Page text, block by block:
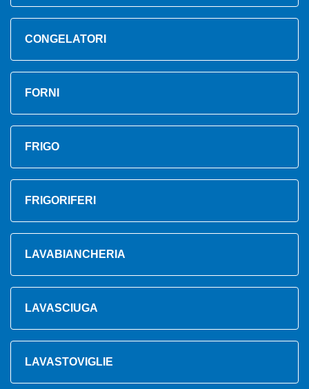
CONGELATORI
FORNI
FRIGO
FRIGORIFERI
LAVABIANCHERIA
LAVASCIUGA
LAVASTOVIGLIE